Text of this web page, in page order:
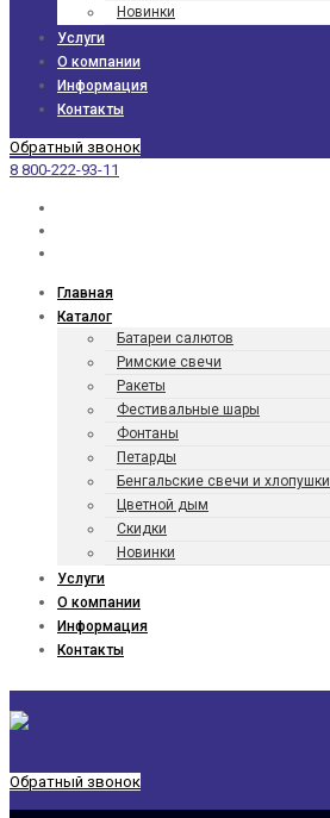
Новинки
Услуги
О компании
Информация
Контакты
Обратный звонок
8 800-222-93-11
Главная
Каталог
Батареи салютов
Римские свечи
Ракеты
Фести­валь­ные шары
Фонтаны
Петарды
Бенгаль­ские свечи и хлопушки
Цветной дым
Скидки
Новинки
Услуги
О компании
Информация
Контакты
Обратный звонок